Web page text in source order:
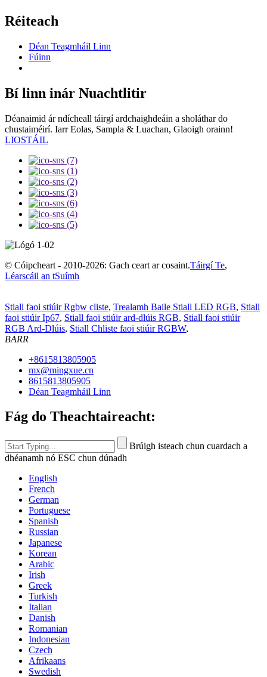
Réiteach
Déan Teagmháil Linn
Fúinn
Bí linn inár Nuachtlitir
Déanaimid ár ndícheall táirgí ardchaighdeáin a sholáthar do
chustaiméirí. Iarr Eolas, Sampla & Luachan, Glaoigh orainn!
LIOSTÁIL
© Cóipcheart - 2010-2026: Gach ceart ar cosaint.Táirgí Te,
Léarscáil an tSuímh
Stiall faoi stiúir Rgbw cliste, Trealamh Baile Stiall LED RGB, Stiall
faoi stiúir Ip67, Stiall faoi stiúir ard-dlúis RGB, Stiall faoi stiúir
RGB Ard-Dlúis, Stiall Chliste faoi stiúir RGBW,
BARR
+8615813805905
mx@mingxue.cn
8615813805905
Déan Teagmháil Linn
Fág do Theachtaireacht:
Brúigh isteach chun cuardach a
dhéanamh nó ESC chun dúnadh
English
French
German
Portuguese
Spanish
Russian
Japanese
Korean
Arabic
Irish
Greek
Turkish
Italian
Danish
Romanian
Indonesian
Czech
Afrikaans
Swedish